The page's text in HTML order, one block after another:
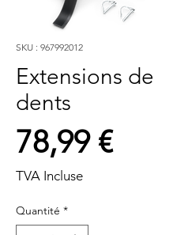
SKU : 967992012
Extensions de
dents
78,99 €Prix
TVA Incluse
Quantité *